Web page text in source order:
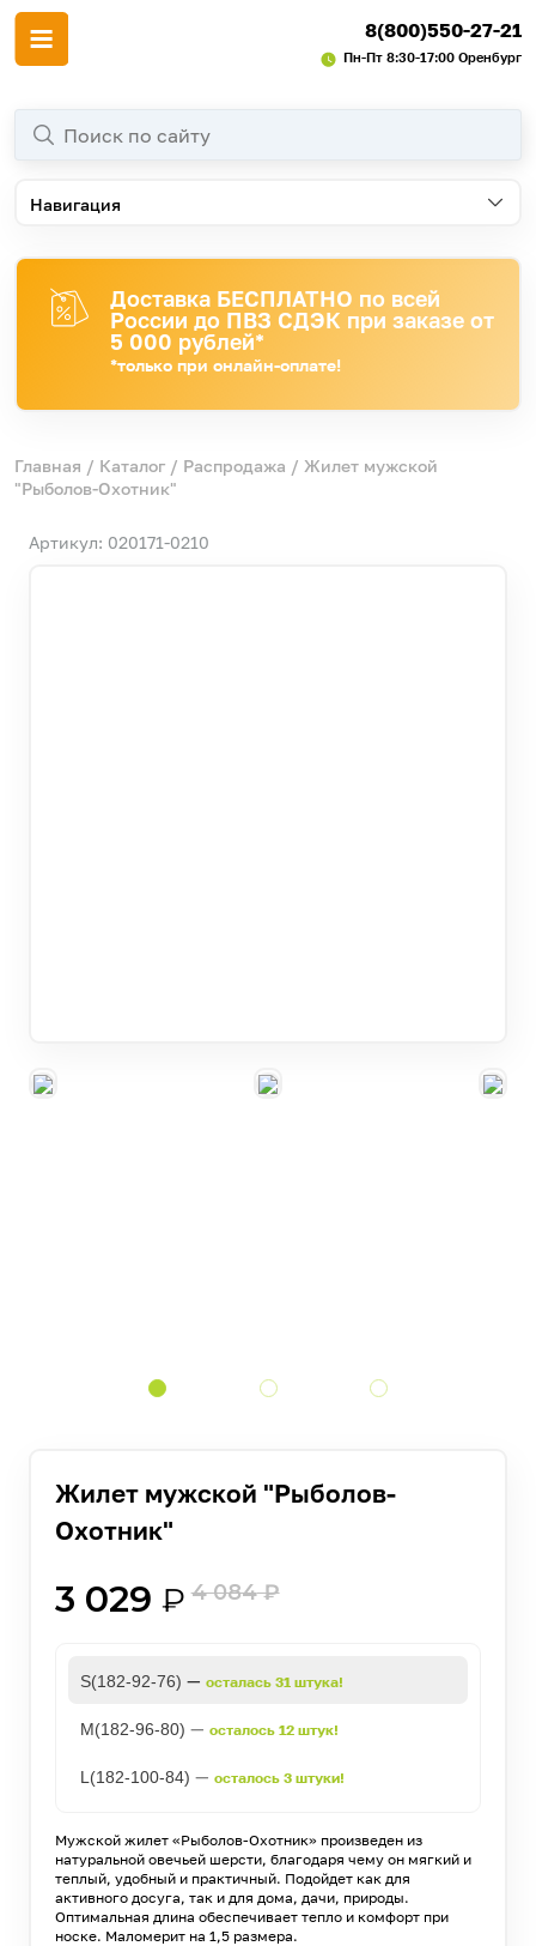
8(800)550-27-21
Пн-Пт 8:30-17:00 Оренбург
Навигация
Доставка БЕСПЛАТНО по всей
России до ПВЗ СДЭК при заказе от
5 000 рублей*
*только при онлайн-оплате!
Главная / Каталог / Распродажа / Жилет мужской
"Рыболов-Охотник"
Артикул: 020171-0210
Жилет мужской "Рыболов-
Охотник"
3 029 ₽ 4 084₽
S(182-92-76) — осталась 31 штука!
M(182-96-80) — осталось 12 штук!
L(182-100-84) — осталось 3 штуки!
Мужской жилет «Рыболов-Охотник» произведен из
натуральной овечьей шерсти, благодаря чему он мягкий и
теплый, удобный и практичный. Подойдет как для
активного досуга, так и для дома, дачи, природы.
Оптимальная длина обеспечивает тепло и комфорт при
носке. Маломерит на 1,5 размера.